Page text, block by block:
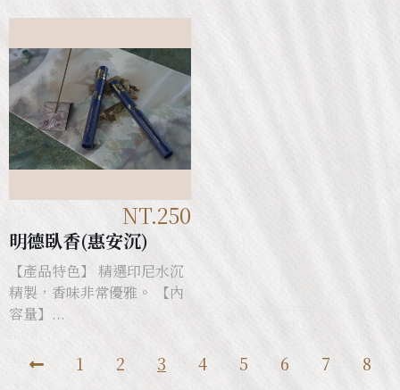
NT.250
明德臥香(惠安沉)
【產品特色】 精選印尼水沉
精製，香味非常優雅。 【內
容量】...
1 2 3 4 5 6 7 8